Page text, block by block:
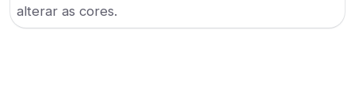
alterar as cores.